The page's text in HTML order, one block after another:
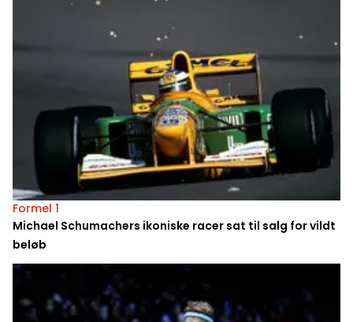
Formel 1
Michael Schumachers ikoniske racer sat til salg for vildt
beløb